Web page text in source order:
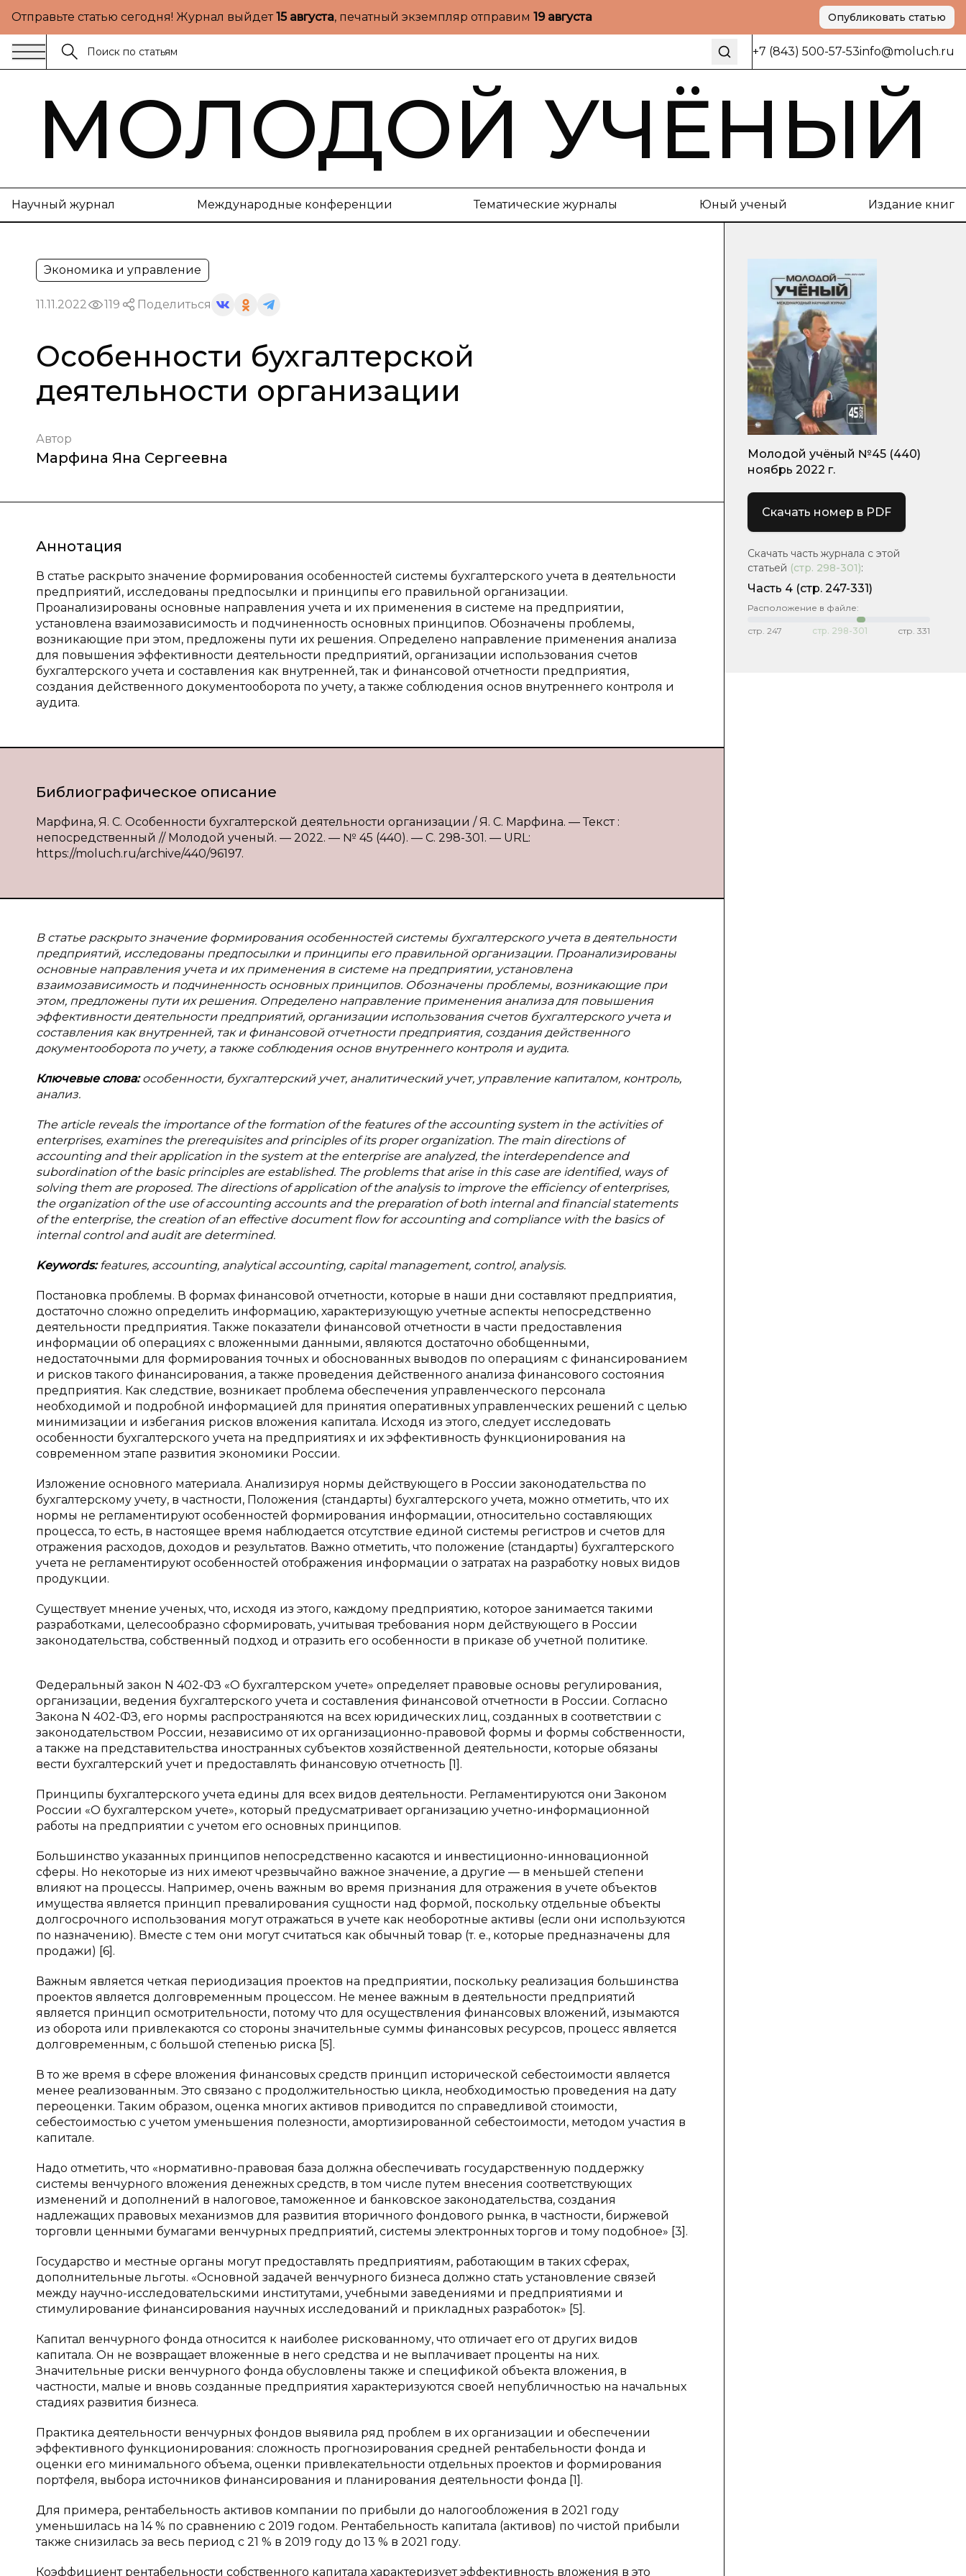
Отправьте статью сегодня! Журнал выйдет15 августа, печатный экземпляр отправим 19 августа Опубликовать статью
+7 (843) 500-57-53info@moluch.ru
МОЛОДОЙ УЧЁНЫЙ
Научный журнал Международные конференции Тематические журналы Юный ученый Издание книг
Экономика и управление
11.11.2022 119 Поделиться
Особенности бухгалтерской
деятельности организации
Автор
Марфина Яна Сергеевна
Аннотация
В статье раскрыто значение формирования особенностей системы бухгалтерского учета в деятельности
предприятий, исследованы предпосылки и принципы его правильной организации.
Проанализированы основные направления учета и их применения в системе на предприятии,
установлена взаимозависимость и подчиненность основных принципов. Обозначены проблемы,
возникающие при этом, предложены пути их решения. Определено направление применения анализа
для повышения эффективности деятельности предприятий, организации использования счетов
бухгалтерского учета и составления как внутренней, так и финансовой отчетности предприятия,
создания действенного документооборота по учету, а также соблюдения основ внутреннего контроля и
аудита.
Библиографическое описание
Марфина, Я. С. Особенности бухгалтерской деятельности организации / Я. С. Марфина. — Текст :
непосредственный // Молодой ученый. — 2022. — № 45 (440). — С. 298-301. — URL:
https://moluch.ru/archive/440/96197.
В статье раскрыто значение формирования особенностей системы бухгалтерского учета в деятельности
предприятий, исследованы предпосылки и принципы его правильной организации. Проанализированы
основные направления учета и их применения в системе на предприятии, установлена
взаимозависимость и подчиненность основных принципов. Обозначены проблемы, возникающие при
этом, предложены пути их решения. Определено направление применения анализа для повышения
эффективности деятельности предприятий, организации использования счетов бухгалтерского учета и
составления как внутренней, так и финансовой отчетности предприятия, создания действенного
документооборота по учету, а также соблюдения основ внутреннего контроля и аудита.
Ключевые слова:особенности, бухгалтерский учет, аналитический учет, управление капиталом, контроль,
анализ.
The article reveals the importance of the formation of the features of the accounting system in the activities of
enterprises, examines the prerequisites and principles of its proper organization. The main directions of
accounting and their application in the system at the enterprise are analyzed, the interdependence and
subordination of the basic principles are established. The problems that arise in this case are identified, ways of
solving them are proposed. The directions of application of the analysis to improve the efficiency of enterprises,
the organization of the use of accounting accounts and the preparation of both internal and financial statements
of the enterprise, the creation of an effective document flow for accounting and compliance with the basics of
internal control and audit are determined.
Keywords:features, accounting, analytical accounting, capital management, control, analysis.
Постановка проблемы. В формах финансовой отчетности, которые в наши дни составляют предприятия,
достаточно сложно определить информацию, характеризующую учетные аспекты непосредственно
деятельности предприятия. Также показатели финансовой отчетности в части предоставления
информации об операциях с вложенными данными, являются достаточно обобщенными,
недостаточными для формирования точных и обоснованных выводов по операциям с финансированием
и рисков такого финансирования, а также проведения действенного анализа финансового состояния
предприятия. Как следствие, возникает проблема обеспечения управленческого персонала
необходимой и подробной информацией для принятия оперативных управленческих решений с целью
минимизации и избегания рисков вложения капитала. Исходя из этого, следует исследовать
особенности бухгалтерского учета на предприятиях и их эффективность функционирования на
современном этапе развития экономики России.
Изложение основного материала. Анализируя нормы действующего в России законодательства по
бухгалтерскому учету, в частности, Положения (стандарты) бухгалтерского учета, можно отметить, что их
нормы не регламентируют особенностей формирования информации, относительно составляющих
процесса, то есть, в настоящее время наблюдается отсутствие единой системы регистров и счетов для
отражения расходов, доходов и результатов. Важно отметить, что положение (стандарты) бухгалтерского
учета не регламентируют особенностей отображения информации о затратах на разработку новых видов
продукции.
Существует мнение ученых, что, исходя из этого, каждому предприятию, которое занимается такими
разработками, целесообразно сформировать, учитывая требования норм действующего в России
законодательства, собственный подход и отразить его особенности в приказе об учетной политике.
Федеральный закон N 402-ФЗ «О бухгалтерском учете» определяет правовые основы регулирования,
организации, ведения бухгалтерского учета и составления финансовой отчетности в России. Согласно
Закона N 402-ФЗ, его нормы распространяются на всех юридических лиц, созданных в соответствии с
законодательством России, независимо от их организационно-правовой формы и формы собственности,
а также на представительства иностранных субъектов хозяйственной деятельности, которые обязаны
вести бухгалтерский учет и предоставлять финансовую отчетность [1].
Принципы бухгалтерского учета едины для всех видов деятельности. Регламентируются они Законом
России «О бухгалтерском учете», который предусматривает организацию учетно-информационной
работы на предприятии с учетом его основных принципов.
Большинство указанных принципов непосредственно касаются и инвестиционно-инновационной
сферы. Но некоторые из них имеют чрезвычайно важное значение, а другие — в меньшей степени
влияют на процессы. Например, очень важным во время признания для отражения в учете объектов
имущества является принцип превалирования сущности над формой, поскольку отдельные объекты
долгосрочного использования могут отражаться в учете как необоротные активы (если они используются
по назначению). Вместе с тем они могут считаться как обычный товар (т. е., которые предназначены для
продажи) [6].
Важным является четкая периодизация проектов на предприятии, поскольку реализация большинства
проектов является долговременным процессом. Не менее важным в деятельности предприятий
является принцип осмотрительности, потому что для осуществления финансовых вложений, изымаются
из оборота или привлекаются со стороны значительные суммы финансовых ресурсов, процесс является
долговременным, с большой степенью риска [5].
В то же время в сфере вложения финансовых средств принцип исторической себестоимости является
менее реализованным. Это связано с продолжительностью цикла, необходимостью проведения на дату
переоценки. Таким образом, оценка многих активов приводится по справедливой стоимости,
себестоимостью с учетом уменьшения полезности, амортизированной себестоимости, методом участия в
капитале.
Надо отметить, что «нормативно-правовая база должна обеспечивать государственную поддержку
системы венчурного вложения денежных средств, в том числе путем внесения соответствующих
изменений и дополнений в налоговое, таможенное и банковское законодательства, создания
надлежащих правовых механизмов для развития вторичного фондового рынка, в частности, биржевой
торговли ценными бумагами венчурных предприятий, системы электронных торгов и тому подобное» [3].
Государство и местные органы могут предоставлять предприятиям, работающим в таких сферах,
дополнительные льготы. «Основной задачей венчурного бизнеса должно стать установление связей
между научно-исследовательскими институтами, учебными заведениями и предприятиями и
стимулирование финансирования научных исследований и прикладных разработок» [5].
Капитал венчурного фонда относится к наиболее рискованному, что отличает его от других видов
капитала. Он не возвращает вложенные в него средства и не выплачивает проценты на них.
Значительные риски венчурного фонда обусловлены также и спецификой объекта вложения, в
частности, малые и вновь созданные предприятия характеризуются своей непубличностью на начальных
стадиях развития бизнеса.
Практика деятельности венчурных фондов выявила ряд проблем в их организации и обеспечении
эффективного функционирования: сложность прогнозирования средней рентабельности фонда и
оценки его минимального объема, оценки привлекательности отдельных проектов и формирования
портфеля, выбора источников финансирования и планирования деятельности фонда [1].
Для примера, рентабельность активов компании по прибыли до налогообложения в 2021 году
уменьшилась на 14 % по сравнению с 2019 годом. Рентабельность капитала (активов) по чистой прибыли
также снизилась за весь период с 21 % в 2019 году до 13 % в 2021 году.
Коэффициент рентабельности собственного капитала характеризует эффективность вложения в это
Молодой учёный №45 (440)
ноябрь 2022 г.
Скачать номер в PDF
Скачать часть журнала с этой
статьей (стр. 298-301):
Часть 4 (стр. 247-331)
Расположение в файле:
стр. 247 стр. 298-301 стр. 331